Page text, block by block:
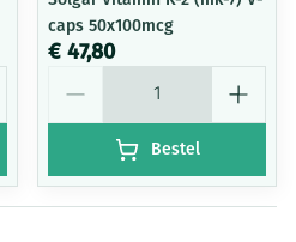
caps 50x100mcg
€ 47,80
Bestel